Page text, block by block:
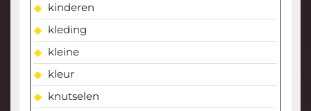
kinderen
kleding
kleine
kleur
knutselen